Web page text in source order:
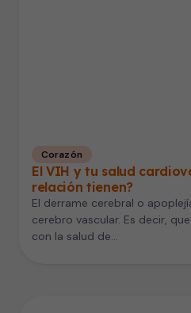
Corazón
El VIH y tu salud
relación tienen?
El derrame cerebral o
cerebro vascular. Es decir,
con la salud de…